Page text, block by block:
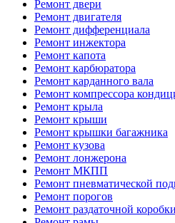
Ремонт двери
Ремонт двигателя
Ремонт дифференциала
Ремонт инжектора
Ремонт капота
Ремонт карбюратора
Ремонт карданного вала
Ремонт компрессора
Ремонт крыла
Ремонт крыши
Ремонт крышки багажника
Ремонт кузова
Ремонт лонжерона
Ремонт МКПП
Ремонт пневматической
Ремонт порогов
Ремонт раздаточной коробки